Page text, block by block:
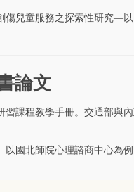
傷兒童服務之探索性研究—
論文
習課程教學手冊。交通部與
國北師院心理諮商中心為